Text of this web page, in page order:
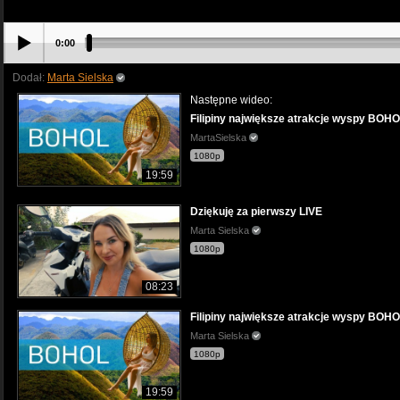
0:00
Dodał: Marta Sielska
19:59
Następne wideo:
Filipiny największe atrakcje wyspy
MartaSielska
1080p
08:23
Dziękuję za pierwszy LIVE
Marta Sielska
1080p
19:59
Filipiny największe atrakcje wyspy
Marta Sielska
1080p